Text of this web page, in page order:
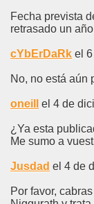
Fecha prevista
retrasado un
cYbErDaRk el
No, no está aún
oneill el 4 de
¿Ya esta
Me sumo a
Jusdad el 4 de
Por favor,